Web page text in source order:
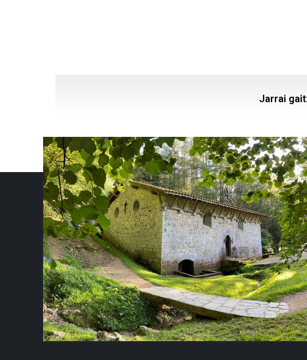
Jarrai